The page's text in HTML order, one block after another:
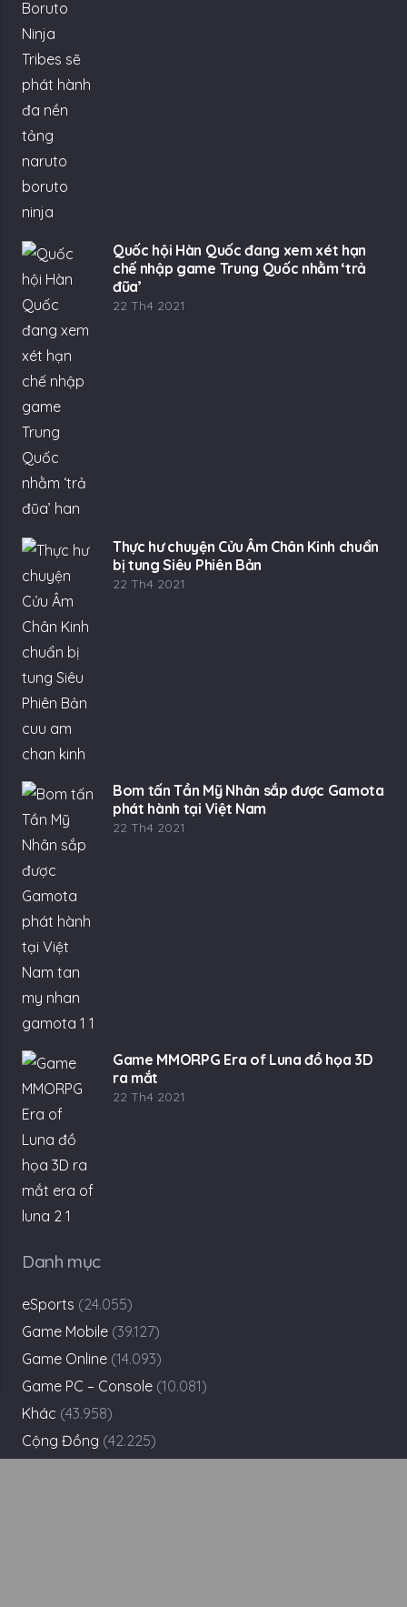
Quốc hội Hàn Quốc đang xem xét hạn
chế nhập game Trung Quốc nhằm ‘trả
đũa’
22 Th4 2021
Thực hư chuyện Cửu Âm Chân Kinh chuẩn
bị tung Siêu Phiên Bản
22 Th4 2021
Bom tấn Tần Mỹ Nhân sắp được Gamota
phát hành tại Việt Nam
22 Th4 2021
Game MMORPG Era of Luna đồ họa 3D
ra mắt
22 Th4 2021
Danh mục
eSports (24.055)
Game Mobile (39.127)
Game Online (14.093)
Game PC – Console (10.081)
Khác (43.958)
Cộng Đồng (42.225)